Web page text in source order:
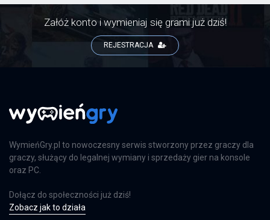
Załóż konto i wymieniaj się grami już dziś!
REJESTRACJA
WymieńGry.pl to nowoczesny serwis stworzony przez graczy dla
graczy, służący do legalnej wymiany i sprzedaży gier na konsole
oraz PC.
Dołącz do społeczności już dziś!
Zobacz jak to działa